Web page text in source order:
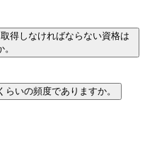
得しなければならない資格は
いの頻度でありますか。